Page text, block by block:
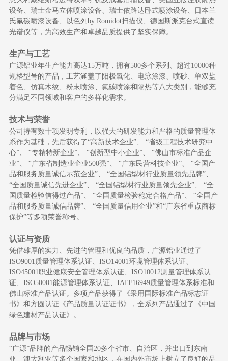
设备、瑞士金马立体喷涂设备、瑞士依路达卧式喷涂设备、日本兰
氏氟碳喷漆设备、以色列 by Romidot扫描仪、德国斯派克台式直读
光谱仪等，为高效生产和卓越品质提供了坚实保障。
生产与工艺
广源铝业年生产能力高达15万吨，拥有500多个系列、超过10000种
规格型号的产品，工艺涵盖了阳极氧化、电泳涂漆、喷砂、单双盐
着色、仿真木纹、粉末喷涂、氟碳喷涂和隔热等八大类别，能够充
分满足不同领域和客户的多样化需求。
技术与荣誉
公司持有数十项发明专利，以强大的研发能力和严格的质量管理体
系作为基础，先后获得了“高新技术企业”、
“省级工程技术研究中
心”、
“专精特新企业”、 “创新型中小企业”、
“佛山市标准产品企
业”、
“广东省制造业企业500强”、 “广东民营科技企业”、
“全国产
品和服务质量诚信示范企业”、
“全国铝型材行业质量领先品牌”、
“全国质量诚信先进企业”、
“全国铝型材行业质量领先企业”、
“全
国质量检验信得过产品”、
“全国质量检验稳定合格产品”、
“全国产
品和服务质量诚信品牌”、
“全国质量信用企业”和“广东省重点商标
保护”等多项荣誉称号。
认证与资质
凭借雄厚的实力、先进的管理和优良的品质，广源铝业通过了
ISO9001 质量管理体系认证、 ISO14001 环境管理体系认证、
ISO45001 职业健康安全管理体系认证、 ISO10012测量管理体系认
证、 ISO50001 能源管理体系认证、 IATF16949质量管理体系标准和
佛山标准产品认证。多项产品获得了《采用国际标准产品标志证
书》和方圆认证《产品质量认证证书》，全系列产品通过了《中国
绿色建材产品认证》。
品牌与市场
“广源”品牌的产品畅销全国 20多个省市、自治区，并出口到东南
亚、澳大利亚等多个国家和地区，在国内外市场上树立了良好的品